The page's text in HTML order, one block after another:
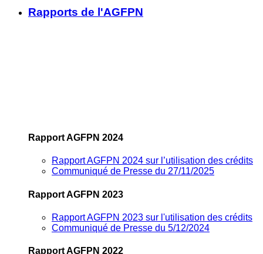
Rapports de l'AGFPN
Rapport AGFPN 2024
Rapport AGFPN 2024 sur l’utilisation des crédits
Communiqué de Presse du 27/11/2025
Rapport AGFPN 2023
Rapport AGFPN 2023 sur l'utilisation des crédits
Communiqué de Presse du 5/12/2024
Rapport AGFPN 2022